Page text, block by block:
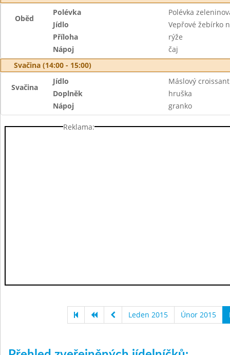
Oběd
Polévka
Polévka
Jídlo
Vepřové žebírko
Příloha
rýže
Nápoj
čaj
Svačina (14:00 - 15:00)
Svačina
Jídlo
Máslový croissant
Doplněk
hruška
Nápoj
granko
Reklama:
Leden 2015 Únor 2015